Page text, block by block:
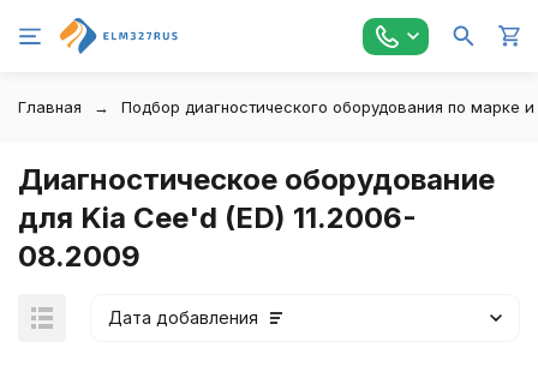
Главная Подбор диагностического оборудования по марке
Диагностическое оборудование
для Kia Cee'd (ED) 11.2006-
08.2009
Дата добавления